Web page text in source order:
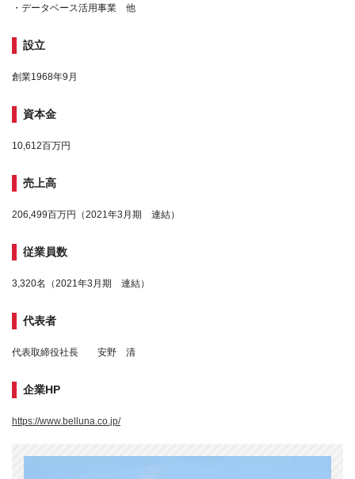
・データベース活用事業 他
設立
創業1968年9月
資本金
10,612百万円
売上高
206,499百万円（2021年3月期 連結）
従業員数
3,320名（2021年3月期 連結）
代表者
代表取締役社長 安野 清
企業HP
https://www.belluna.co.jp/